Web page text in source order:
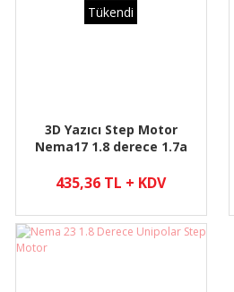
Tükendi
3D Yazıcı Step Motor
Nema17 1.8 derece 1.7a
435,36 TL + KDV